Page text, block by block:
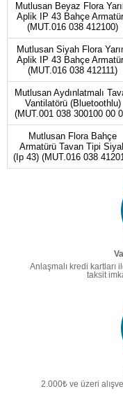
Mutlusan Beyaz Flora
Aplik IP 43 Bahçe
(MUT.016 038 412100)
Mutlusan Siyah Flora
Aplik IP 43 Bahçe
(MUT.016 038 412111)
Mutlusan Aydınlatmalı
Vantilatörü (Bluetoothlu)
(MUT.001 038 300100 00
Mutlusan Flora Bahçe
Armatürü Tavan Tipi
(Ip 43) (MUT.016 038
Anlaşmalı kredi kartları
taksit
2.000₺ ve üzeri